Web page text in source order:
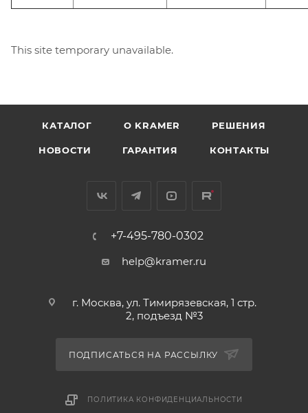
This site temporary unavailable.
КАТАЛОГ O KRAMER РЕШЕНИЯ
НОВОСТИ ГАРАНТИЯ КОНТАКТЫ
+7-495-780-0302
help@kramer.ru
г. Москва, ул. Тимирязевская, 1 стр.
2, подъезд №3
ПОДПИСАТЬСЯ НА РАССЫЛКУ
ПОЛИТИКА КОНФИДЕНЦИАЛЬНОСТИ